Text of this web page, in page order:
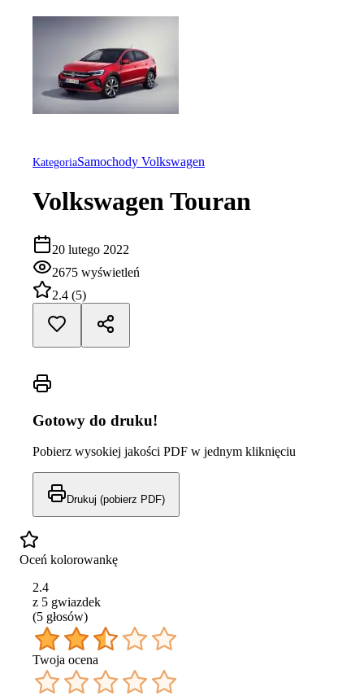
KategoriaSamochody Volkswagen
Volkswagen Touran
20 lutego 2022
2675 wyświetleń
2.4 (5)
Gotowy do druku!
Pobierz wysokiej jakości PDF w jednym kliknięciu
Drukuj (pobierz PDF)
Oceń kolorowankę
2.4
z 5 gwiazdek
(5 głosów)
Twoja ocena